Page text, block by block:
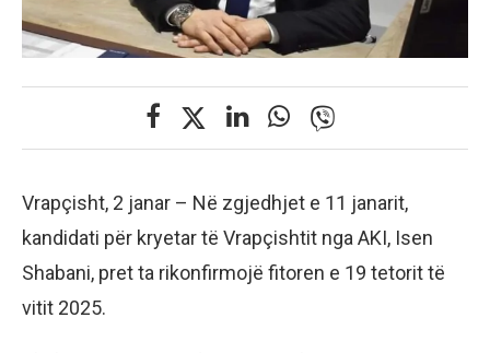
Vrapçisht, 2 janar – Në zgjedhjet e 11 janarit,
kandidati për kryetar të Vrapçishtit nga AKI, Isen
Shabani, pret ta rikonfirmojë fitoren e 19 tetorit të
vitit 2025.